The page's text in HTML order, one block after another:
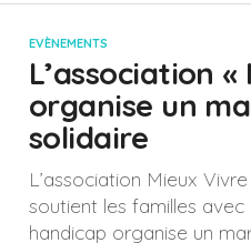
EVÈNEMENTS
L’association
organise un
solidaire
L’association Mieux
soutient les familles
handicap organise un